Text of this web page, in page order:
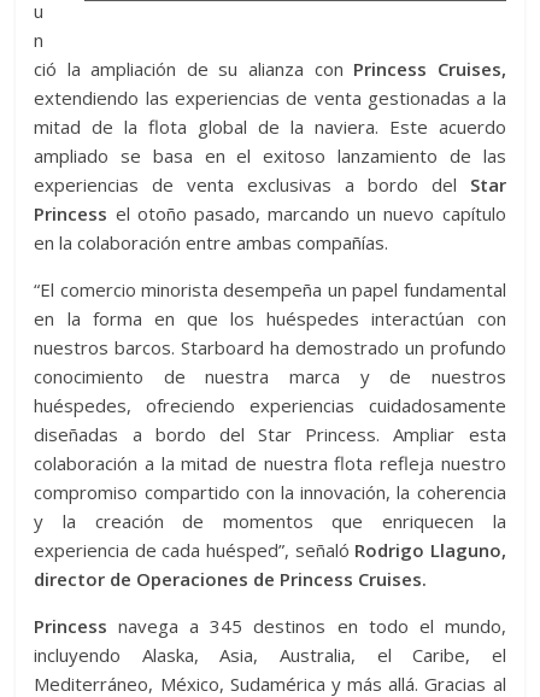
u
n
ció la ampliación de su alianza con Princess Cruises,
extendiendo las experiencias de venta gestionadas a la
mitad de la flota global de la naviera. Este acuerdo
ampliado se basa en el exitoso lanzamiento de las
experiencias de venta exclusivas a bordo del Star
Princess el otoño pasado, marcando un nuevo capítulo
en la colaboración entre ambas compañías.
“El comercio minorista desempeña un papel fundamental
en la forma en que los huéspedes interactúan con
nuestros barcos. Starboard ha demostrado un profundo
conocimiento de nuestra marca y de nuestros
huéspedes, ofreciendo experiencias cuidadosamente
diseñadas a bordo del Star Princess. Ampliar esta
colaboración a la mitad de nuestra flota refleja nuestro
compromiso compartido con la innovación, la coherencia
y la creación de momentos que enriquecen la
experiencia de cada huésped”, señaló Rodrigo Llaguno,
director de Operaciones de Princess Cruises.
Princess navega a 345 destinos en todo el mundo,
incluyendo Alaska, Asia, Australia, el Caribe, el
Mediterráneo, México, Sudamérica y más allá. Gracias al